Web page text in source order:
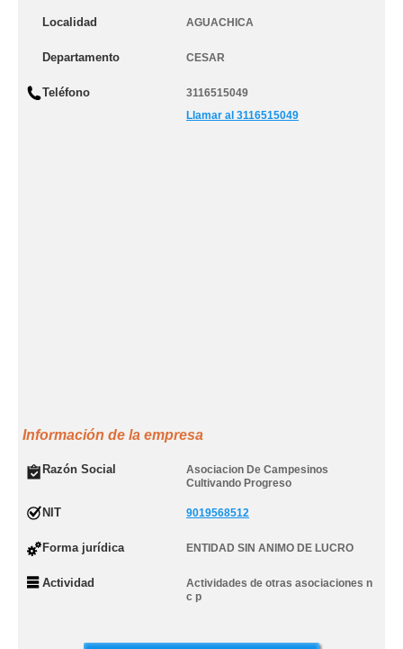
Localidad AGUACHICA
Departamento CESAR
Teléfono
3116515049
Llamar al 3116515049
Información de la empresa
Razón Social
Asociacion De Campesinos
Cultivando Progreso
NIT 9019568512
Forma jurídica ENTIDAD SIN ANIMO DE LUCRO
Actividad
Actividades de otras asociaciones n
c p